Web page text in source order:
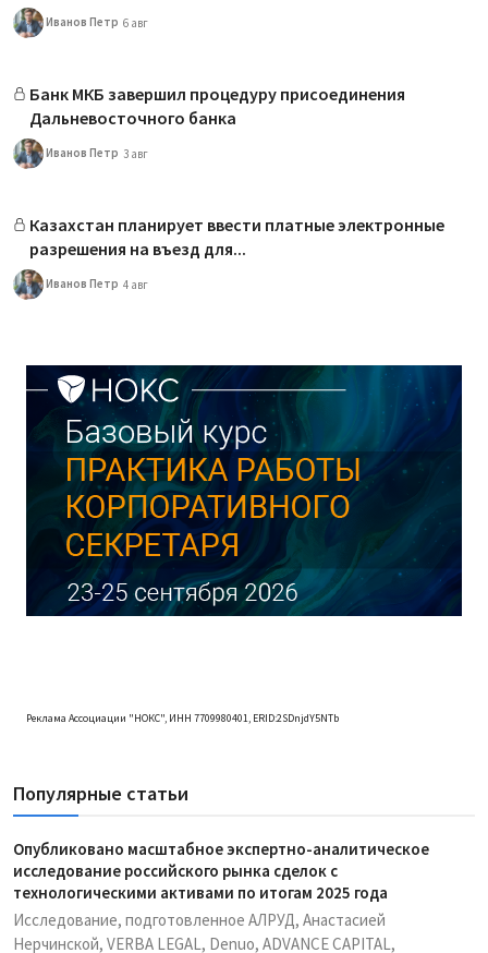
Иванов Петр 6 авг
Банк МКБ завершил процедуру присоединения
Дальневосточного банка
Иванов Петр 3 авг
Казахстан планирует ввести платные электронные
разрешения на въезд для...
Иванов Петр 4 авг
Реклама Ассоциации "НОКС", ИНН 7709980401, ERID:2SDnjdY5NTb
Популярные статьи
Опубликовано масштабное экспертно-аналитическое
исследование российского рынка сделок с
технологическими активами по итогам 2025 года
Исследование, подготовленное АЛРУД, Анастасией
Нерчинской, VERBA LEGAL, Denuo, ADVANCE CAPITAL,